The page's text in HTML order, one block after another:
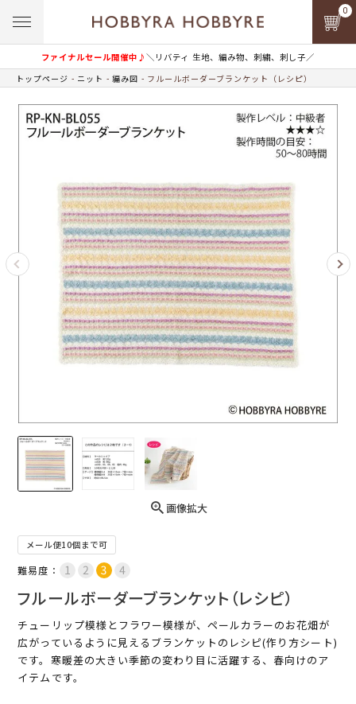
ファイナルセール開催中♪＼リバティ 生地、編み物、刺繍、刺し子／
0
トップページ ニット 編み図 フルールボーダーブランケット（レシピ）
画像拡大
メール便10個まで可
難易度：
フルールボーダーブランケット（レシピ）
チューリップ模様とフラワー模様が、ペールカラーのお花畑が
広がっているように見えるブランケットのレシピ(作り方シート)
です。寒暖差の大きい季節の変わり目に活躍する、春向けのア
イテムです。